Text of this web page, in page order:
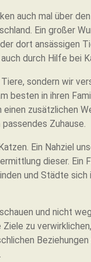
auch mal über
Ein großer
dort ansässigen
durch Hilfe bei
sondern wir
besten in ihren
zusätzlichen
Zuhause.
Ein Nahziel
dieser. Ein
und Städte sich
und nicht
zu